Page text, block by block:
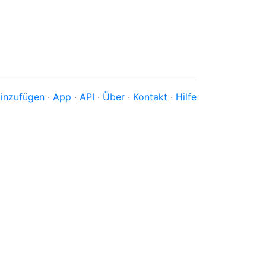
· App · API · Über · Kontakt · Hilfe